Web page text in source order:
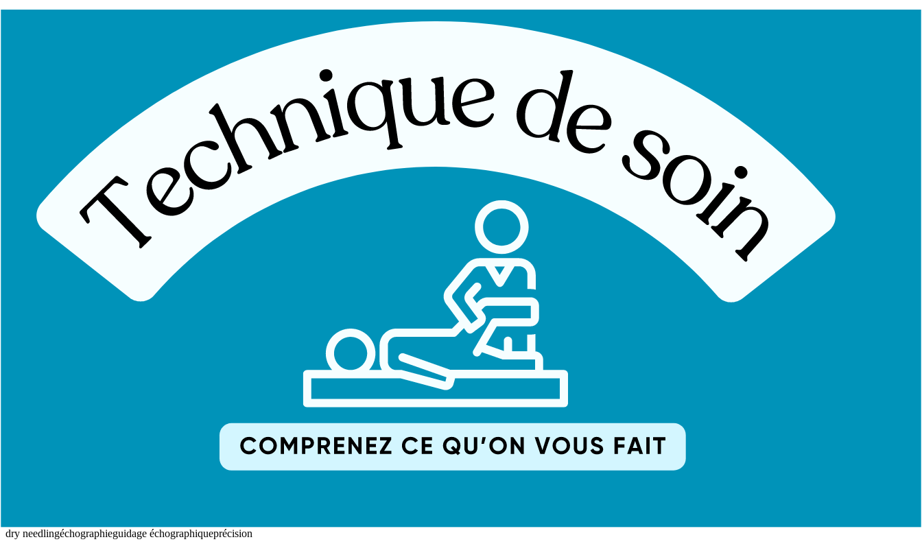
identification du muscle et du trigger point
calcul précis de la distance peau-cible
longueur adaptée à la profondeur
visualisation de l'aiguille en temps réel
Puncture du trigger point :confirmation visuelle de la position
vérification de l'absence de saignement
Indications Privilégiées
L'échoguidage est particulièrement indiqué pour :
Syndrome du psoas :
muscle profond impossible à palper
Lombalgies chroniques :
carré des lombes, multifidus profond
Épaule complexe :subscapulaire, petit pectoral
Patients en surpoids : repérage difficile par palpation
Échecs du dry needling classique :
ciblage insuffisamment précis
Résultats Cliniques
Les études montrent que le dry needling échoguidé permet :
Une réduction de douleur plus importante (+30% vs technique classique)
Formation au dry needling (DU ou certification)
dry needlingéchographieguidage échographiqueprécision